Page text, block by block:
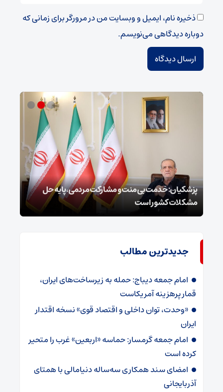
ذخیره نام، ایمیل و وبسایت من در مرورگر برای زمانی که
دوباره دیدگاهی می‌نویسم.
پزشکیان: خدمت بی‌منت و مشارکت مردمی، پایه حل
مشکلات کشور است
جدیدترین مطالب
امام جمعه دیباج: حمله به زیرساخت‌های ایران،
قمار پرهزینه آمریکاست
«وحدت، توان داخلی و اقتصاد قوی» نسخه اقتدار
ایران
امام جمعه گرمسار: حماسه «اربعین» غرب را متحیر
کرده است
امضای سند همکاری سه‌ساله دنیامالی با همتای
آذربایجانی